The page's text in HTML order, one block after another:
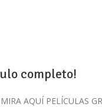
completo!
AQUÍ PELÍCULAS